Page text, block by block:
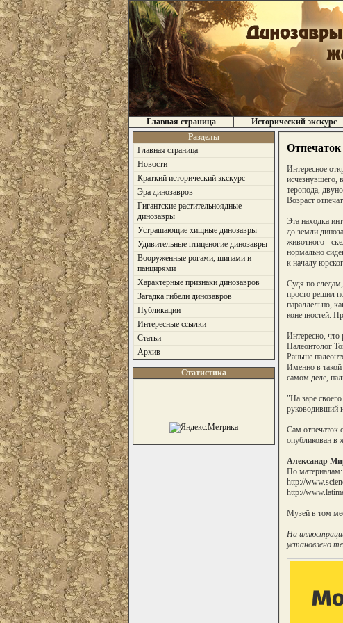
Главная страница Исторический экскурс
Разделы
Главная страница
Новости
Краткий исторический экскурс
Эра динозавров
Гигантские растительноядные
динозавры
Устрашающие хищные динозавры
Удивительные птиценогие динозавры
Вооруженные рогами, шипами и
панцирями
Характерные признаки динозавров
Загадка гибели динозавров
Публикации
Интересные ссылки
Статьи
Архив
Статистика
Отпечаток
Интересное
исчезнувшего,
теропода,
Возраст
Эта находка
до земли
животного -
нормально
к началу
Судя по
просто решил
параллельно,
конечностей.
Интересно, что
Палеонтолог
Раньше
Именно в
самом деле,
"На заре
руководивший
Сам отпечаток
опубликован в
Александр
По материалам:
http://
http://
Музей в том
На
установлено